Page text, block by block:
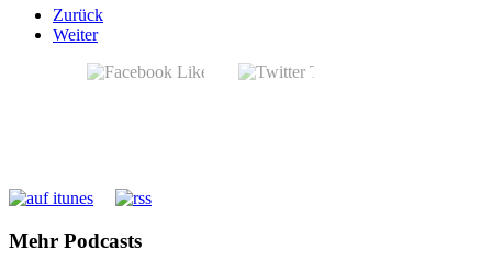
Zurück
Weiter
Mehr Podcasts